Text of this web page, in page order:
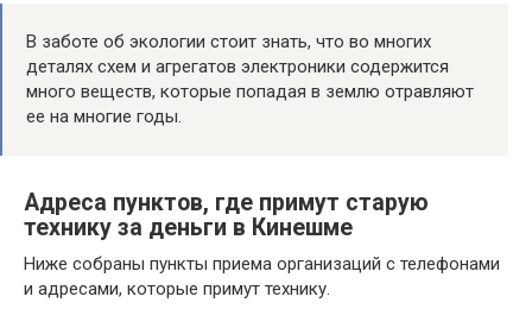
В заботе об экологии стоит знать, что во многих
деталях схем и агрегатов электроники содержится
много веществ, которые попадая в землю отравляют
ее на многие годы.
Адреса пунктов, где примут старую
технику за деньги в Кинешме
Ниже собраны пункты приема организаций с телефонами
и адресами, которые примут технику.